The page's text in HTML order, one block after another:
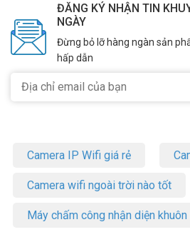
ĐĂNG KÝ NHẬN TIN
NGÀY
Đừng bỏ lỡ hàng ngàn sản
hấp dẫn
Camera IP Wifi giá rẻ
Camera wifi ngoài trời nào tốt
Máy chấm công nhận diện